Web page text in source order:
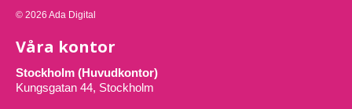
© 2026 Ada Digital
Våra kontor
Stockholm (Huvudkontor)
Kungsgatan 44, Stockholm